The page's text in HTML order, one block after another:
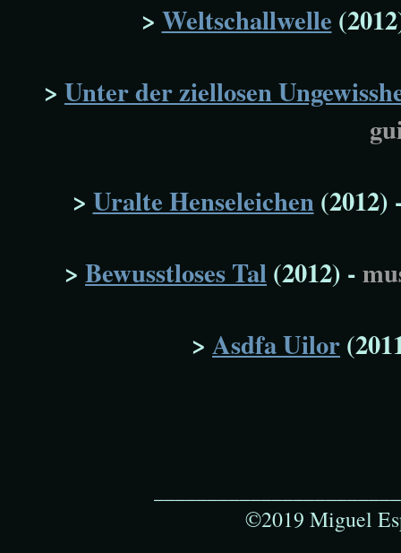
> Weltschallwelle
> Unter der ziellosen
> Uralte Henseleichen(2012)
> Bewusstloses Tal(2012) -
> Asdfa Uilor
©2019 Miguel